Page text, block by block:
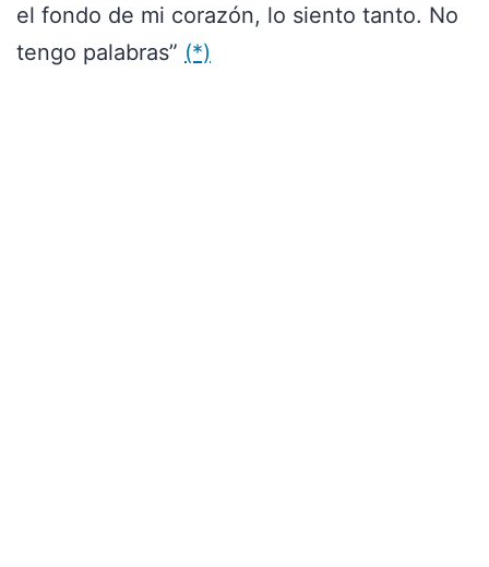
el fondo de mi corazón, lo siento tanto. No
tengo palabras” (*)